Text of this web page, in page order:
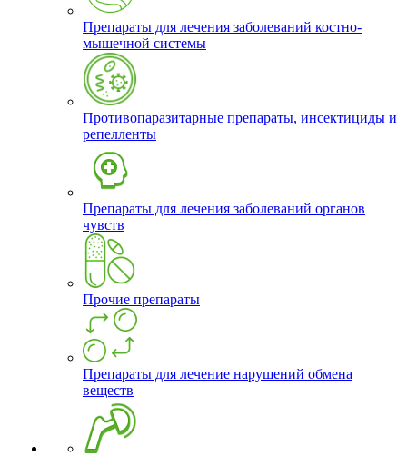
Препараты для лечения заболеваний костно-
мышечной системы
Противопаразитарные препараты, инсектициды и
репелленты
Препараты для лечения заболеваний органов
чувств
Прочие препараты
Препараты для лечение нарушений обмена
веществ